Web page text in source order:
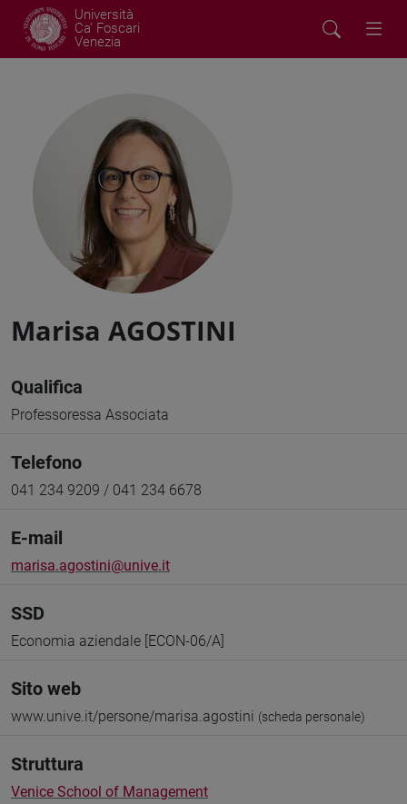
Università
Ca' Foscari
Venezia
Marisa AGOSTINI
Qualifica
Professoressa Associata
Telefono
041 234 9209 / 041 234 6678
E-mail
marisa.agostini@unive.it
SSD
Economia aziendale [ECON-06/A]
Sito web
www.unive.it/persone/marisa.agostini (scheda personale)
Struttura
Venice School of Management